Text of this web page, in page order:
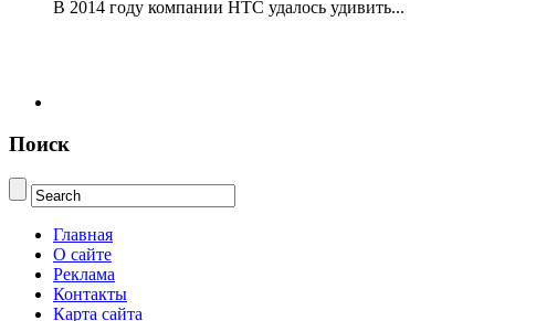
В 2014 году компании НТС удалось удивить...
Поиск
Главная
О сайте
Реклама
Контакты
Карта сайта